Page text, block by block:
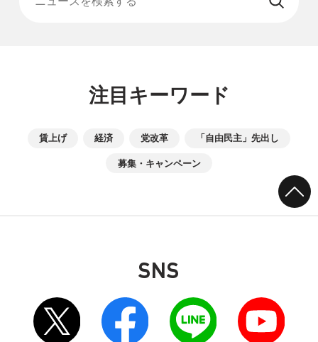
注目キーワード
賃上げ 経済 党改革 「自由民主」先出し
募集・キャンペーン
SNS
別ウィンドウリンク別ウィンドウリンク別ウィンドウリンク別ウィンドウリンク